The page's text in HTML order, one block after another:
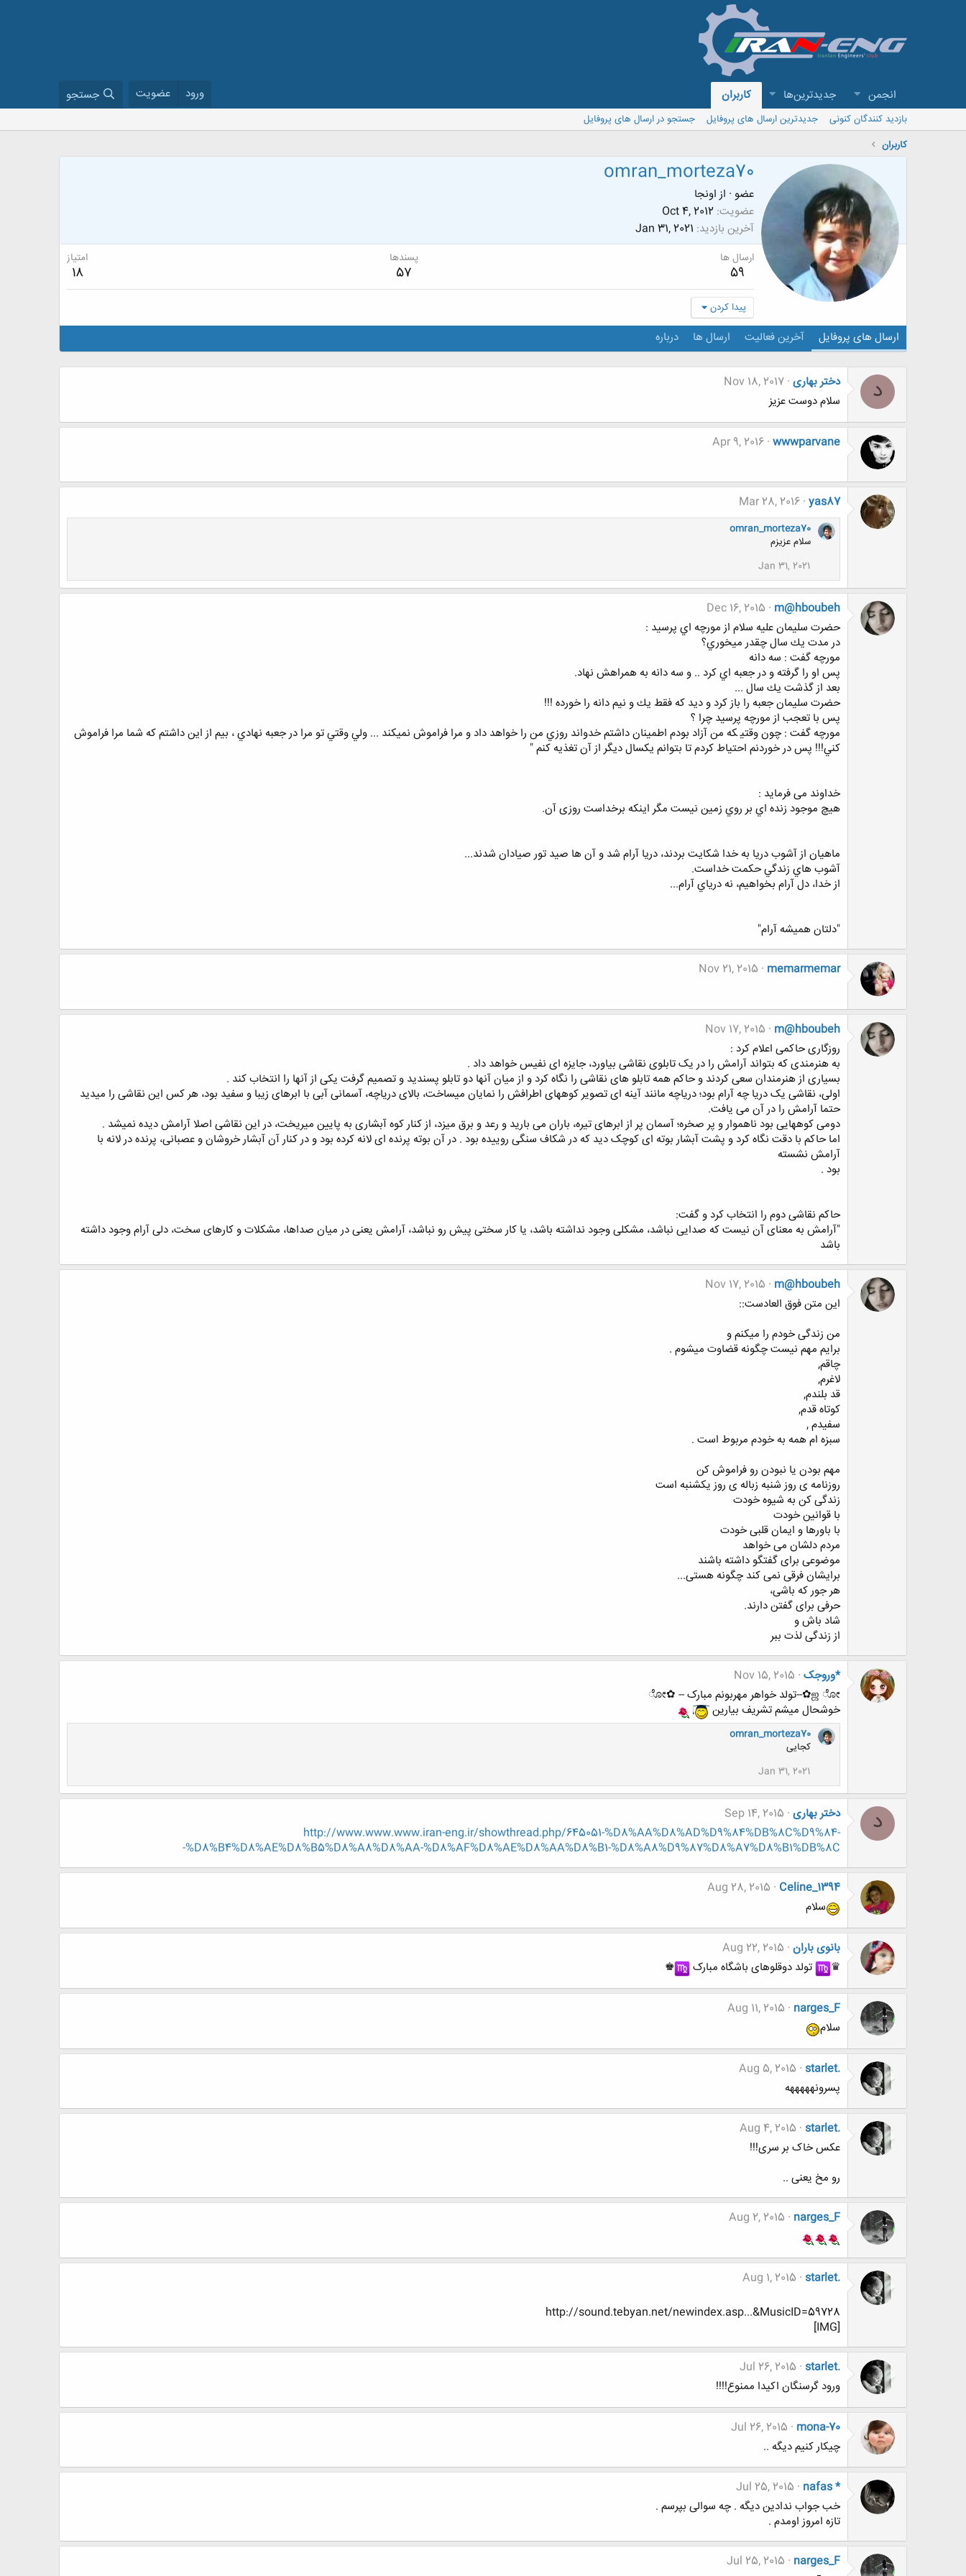
انجمن جدیدترین‌ها کاربران ورود عضویت جستجو
بازدید کنندگان کنونی جدیدترین ارسال های پروفایل
جستجو در ارسال های پروفایل
کاربران
omran_morteza70
عضو · از اونجا
عضویت Oct 4, 2012
آخرین بازدید Jan 31, 2021
ارسال ها
59
پسندها
57
امتیاز
18
پیدا کردن
ارسال های پروفایل آخرین فعالیت ارسال ها درباره
د دختر بهاری Nov 18, 2017
سلام دوست عزیز
wwwparvane
Apr 9, 2016
yas87
Mar 28, 2016
omran_morteza70
سلام عزیزم
Jan 31, 2021
m@hboubeh
Dec 16, 2015
ﺣﻀﺮﺕ ﺳﻠﻴﻤﺎﻥ ﻋﻠﻴﻪ ﺳﻼﻡ ﺍﺯ ﻣﻮﺭﭼﻪ ﺍﻱ ﭘﺮﺳﻴﺪ :
ﺩﺭ ﻣﺪﺕ ﻳﻚ ﺳﺎﻝ ﭼﻘﺪﺭ ﻣﻴﺨﻮﺭﻱ؟
ﻣﻮﺭﭼﻪ ﮔﻔﺖ : ﺳﻪ ﺩﺍﻧﻪ
ﭘﺲ ﺍﻭ ﺭﺍ ﮔﺮﻓﺘﻪ ﻭ ﺩﺭ ﺟﻌﺒﻪ ﺍﻱ ﻛﺮﺩ .. ﻭ ﺳﻪ ﺩﺍﻧﻪ ﺑﻪ ﻫﻤﺮﺍﻫﺶ ﻧﻬﺎﺩ.
ﺑﻌﺪ ﺍﺯ ﮔﺬﺷﺖ ﻳﻚ ﺳﺎﻝ ...
ﺣﻀﺮﺕ ﺳﻠﻴﻤﺎﻥ ﺟﻌﺒﻪ ﺭﺍ ﺑﺎﺯ ﻛﺮﺩ ﻭ ﺩﻳﺪ ﻛﻪ ﻓﻘﻂ ﻳﻚ ﻭ ﻧﻴﻢ ﺩﺍﻧﻪ ﺭﺍ ﺧﻮﺭﺩﻩ !!!
ﭘﺲ ﺑﺎ ﺗﻌﺠﺐ ﺍﺯ ﻣﻮﺭﭼﻪ ﭘﺮﺳﻴﺪ ﭼﺮﺍ ؟
ﻣﻮﺭﭼﻪ ﮔﻔﺖ : ﭼﻮﻥ ﻭﻗﺘﻴ ﻜﻪ ﻣﻦ ﺁﺯﺍﺩ ﺑﻮﺩﻡ ﺍﻃﻤﻴﻨﺎﻥ داشتم ﺧﺪﻭﺍﻧﺪ ﺭﻭﺯﻱ ﻣﻦ ﺭﺍ ﺧﻮﺍﻫﺪ ﺩﺍﺩ ﻭ ﻣﺮﺍ ﻓﺮﺍﻣﻮﺵ ﻧﻤﻴﻜﻨﺪ ... ﻭﻟﻲ ﻭﻗﺘﻲ ﺗﻮ ﻣﺮﺍ ﺩﺭ ﺟﻌﺒﻪ ﻧﻬﺎﺩﻱ ، ﺑﻴﻢ ﺍﺯ ﺍﻳﻦ ﺩﺍﺷﺘﻢ ﻛﻪ ﺷﻤﺎ ﻣﺮﺍ ﻓﺮﺍﻣﻮﺵ
ﻛﻨﻲ!!! ﭘﺲ ﺩﺭ ﺧﻮﺭﺩﻧﻢ ﺍﺣﺘﻴﺎﻁ ﻛﺮﺩﻡ ﺗﺎ ﺑﺘﻮﺍﻧﻢ ﻳﻜﺴﺎﻝ ﺩﻳﮕﺮ ﺍﺯ ﺁﻥ ﺗﻐﺬﻳﻪ ﻛﻨﻢ "
ﺧﺪﺍﻭﻧﺪ می فرماید :
ﻫﻴﭻ ﻣﻮﺟﻮﺩ ﺯﻧﺪﻩ ﺍﻱ ﺑﺮ ﺭﻭﻱ ﺯﻣﻴﻦ ﻧﻴﺴﺖ ﻣﮕﺮ ﺍﻳﻨﻜﻪ ﺑﺮﺧﺪﺍست روزی آن.
ماهيان از آشوب دريا به خدا شكايت بردند، دريا آرام شد و آن ها صيد تور صيادان شدند...
آشوب هاي زندگي حكمت خداست.
از خدا، دل آرام بخواهيم، نه درياي آرام...
"دلتان همیشه آرام"
memarmemar
Nov 21, 2015
m@hboubeh
Nov 17, 2015
ﺭﻭﺯﮔﺎﺭﯼ ﺣﺎﮐﻤﯽ ﺍﻋﻼﻡ ﮐﺮﺩ :
ﺑﻪ ﻫﻨﺮﻣﻨﺪﯼ ﮐﻪ ﺑﺘﻮﺍﻧﺪ ﺁﺭﺍﻣﺶ ﺭﺍ ﺩﺭ ﯾﮏ ﺗﺎﺑﻠﻮﯼ ﻧﻘﺎﺷﯽ ﺑﯿﺎﻭﺭﺩ، ﺟﺎﯾﺰﻩ ﺍﯼ ﻧﻔﯿﺲ ﺧﻮﺍﻫﺪ ﺩﺍﺩ .
ﺑﺴﯿﺎﺭﯼ ﺍﺯ ﻫﻨﺮﻣﻨﺪﺍﻥ ﺳﻌﯽ ﮐﺮﺩﻧﺪ ﻭ ﺣﺎﮐﻢ ﻫﻤﻪ ﺗﺎﺑﻠﻮ ﻫﺎﯼ ﻧﻘﺎﺷﯽ ﺭﺍ ﻧﮕﺎﻩ ﮐﺮﺩ ﻭ ﺍﺯ ﻣﯿﺎﻥ ﺁﻧﻬﺎ ﺩﻭ ﺗﺎﺑﻠﻮ ﭘﺴﻨﺪﯾﺪ ﻭ ﺗﺼﻤﯿﻢ ﮔﺮﻓﺖ ﯾﮑﯽ ﺍﺯ ﺁﻧﻬﺎ ﺭﺍ ﺍﻧﺘﺨﺎﺏ ﮐﻨﺪ .
ﺍﻭﻟﯽ، ﻧﻘﺎﺷﯽ ﯾﮏ ﺩﺭﯾﺎ ﭼﻪ ﺁﺭﺍﻡ ﺑﻮﺩ؛ ﺩﺭﯾﺎﭼﻪ ﻣﺎﻧﻨﺪ ﺁﯾﻨﻪ ﺍﯼ ﺗﺼﻮﯾﺮ ﮐﻮﻫﻬﺎﯼ ﺍﻃﺮﺍﻓﺶ ﺭﺍ ﻧﻤﺎﯾﺎﻥ ﻣﯿﺴﺎﺧﺖ، ﺑﺎﻻﯼ ﺩﺭﯾﺎﭼﻪ، ﺁﺳﻤﺎﻧﯽ ﺁﺑﯽ ﺑﺎ ﺍﺑﺮﻫﺎﯼ ﺯﯾﺒﺎ ﻭ ﺳﻔﯿﺪ ﺑﻮﺩ، ﻫﺮ ﮐﺲ ﺍﯾﻦ ﻧﻘﺎﺷﯽ ﺭﺍ ﻣﯿﺪﯾﺪ
ﺣﺘﻤﺎ ﺁﺭﺍﻣﺶ ﺭﺍ ﺩﺭ ﺁﻥ ﻣﯽ ﯾﺎﻓﺖ.
ﺩﻭﻣﯽ ﮐﻮﻫﻬﺎﯾﯽ ﺑﻮﺩ ﻧﺎﻫﻤﻮﺍﺭ ﻭ ﭘﺮ ﺻﺨﺮﻩ؛ ﺁﺳﻤﺎﻥ ﭘﺮ ﺍﺯ ﺍﺑﺮﻫﺎﯼ ﺗﯿﺮﻩ، ﺑﺎﺭﺍﻥ ﻣﯽ ﺑﺎﺭﯾﺪ ﻭ ﺭﻋﺪ ﻭ ﺑﺮﻕ ﻣﯿﺰﺩ، ﺍﺯ ﮐﻨﺎﺭ ﮐﻮﻩ ﺁﺑﺸﺎﺭﯼ ﺑﻪ ﭘﺎﯾﯿﻦ ﻣﯿﺮﯾﺨﺖ، ﺩﺭ ﺍﯾﻦ ﻧﻘﺎﺷﯽ ﺍﺻﻼ ﺁﺭﺍﻣﺶ ﺩﯾﺪﻩ ﻧﻤﯿﺸﺪ .
ﺍﻣﺎ ﺣﺎﮐﻢ ﺑﺎ ﺩﻗﺖ ﻧﮕﺎﻩ ﮐﺮﺩ ﻭ ﭘﺸﺖ ﺁﺑﺸﺎﺭ ﺑﻮﺗﻪ ﺍﯼ ﮐﻮﭼﮏ ﺩﯾﺪ ﮐﻪ ﺩﺭ ﺷﮑﺎﻑ ﺳﻨﮕﯽ ﺭﻭﯾﯿﺪﻩ ﺑﻮﺩ . ﺩﺭ ﺁﻥ ﺑﻮﺗﻪ ﭘﺮﻧﺪﻩ ﺍﯼ ﻻﻧﻪ ﮐﺮﺩﻩ ﺑﻮﺩ ﻭ ﺩﺭ ﮐﻨﺎﺭ ﺁﻥ ﺁﺑﺸﺎﺭ ﺧﺮﻭﺷﺎﻥ ﻭ ﻋﺼﺒﺎﻧﯽ، ﭘﺮﻧﺪﻩ ﺩﺭ ﻻﻧﻪ ﺑﺎ
ﺁﺭﺍﻣﺶ ﻧﺸﺴﺘﻪ
ﺑﻮﺩ .
ﺣﺎﮐﻢ ﻧﻘﺎﺷﯽ ﺩﻭﻡ ﺭﺍ ﺍﻧﺘﺨﺎﺏ ﮐﺮﺩ ﻭ ﮔﻔﺖ:
"ﺁﺭﺍﻣﺶ ﺑﻪ ﻣﻌﻨﺎﯼ ﺁﻥ ﻧﯿﺴﺖ ﮐﻪ ﺻﺪﺍﯾﯽ ﻧﺒﺎﺷﺪ، ﻣﺸﮑﻠﯽ ﻭﺟﻮﺩ ﻧﺪﺍﺷﺘﻪ ﺑﺎﺷﺪ، ﯾﺎ ﮐﺎﺭ ﺳﺨﺘﯽ ﭘﯿﺶ ﺭﻭ ﻧﺒﺎﺷﺪ، ﺁﺭﺍﻣﺶ ﯾﻌﻨﯽ ﺩﺭ ﻣﯿﺎﻥ ﺻﺪﺍها، مشکلات ﻭ ﮐﺎﺭهای ﺳﺨﺖ، ﺩﻟﯽ ﺁﺭﺍﻡ ﻭﺟﻮﺩ ﺩﺍﺷﺘﻪ
ﺑﺎﺷﺪ
m@hboubeh
Nov 17, 2015
اين متن فوق العادست::
من زندگی خودم را میکنم و
برایم مهم نیست چگونه قضاوت میشوم .
چاقم,
لاغرم,
قد بلندم,
کوتاه قدم,
سفیدم ,
سبزه ام همه به خودم مربوط است .
مهم بودن یا نبودن رو فراموش کن
روزنامه ی روز شنبه زباله ی روز یکشنبه است
زندگی کن به شيوه خودت
با قوانين خودت
با باورها و ايمان قلبی خودت
مردم دلشان می خواهد
موضوعی برای گفتگو داشته باشند
برايشان فرقی نمی کند چگونه هستی...
هر جور که باشی،
حرفی برای گفتن دارند.
شاد باش و
از زندگی لذت ببر
*وروجک Nov 15, 2015
ஜ ೋ✿--تولد خواهر مهربونم مبارک -- ✿ೋ
خوشحال میشم تشریف بیارین
omran_morteza70
کجایی
Jan 31, 2021
د دختر بهاری Sep 14, 2015
http://www.www.www.iran-eng.ir/showthread.php/645051-%D8%AA%D8%AD%D9%84%DB%8C%D9%84-
%D8%B4%D8%AE%D8%B5%D8%A8%D8%AA-%D8%AF%D8%AE%D8%AA%D8%B1-%D8%A8%D9%87%D8%A7%D8%B1%DB%8C-
Celine_1394
Aug 28, 2015
سلام
بانوی باران Aug 22, 2015
♛
︎ تولد دوقلوهای باشگاه مبارک ︎♚
narges_F
Aug 11, 2015
سلام
starlet.
Aug 5, 2015
پسرونهههههه
starlet.
Aug 4, 2015
عکس خاک بر سری!!!
رو مخ یعنی ..
narges_F
Aug 2, 2015
starlet.
Aug 1, 2015
http://sound.tebyan.net/newindex.asp...&MusicID=59728
[IMG]
starlet.
Jul 26, 2015
ورود گرسنگان اکیدا ممنوع!!!!
mona-70
Jul 26, 2015
چیکار کنیم دیگه ..
nafas *
Jul 25, 2015
خب جواب ندادین دیگه . چه سوالی بپرسم .
تازه امروز اومدم .
narges_F
Jul 25, 2015